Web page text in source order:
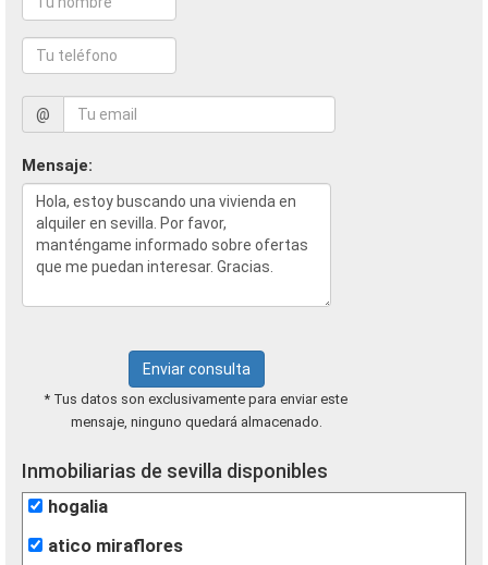
@
Mensaje:
Enviar consulta
* Tus datos son exclusivamente para enviar este
mensaje, ninguno quedará almacenado.
Inmobiliarias de sevilla disponibles
hogalia
atico miraflores